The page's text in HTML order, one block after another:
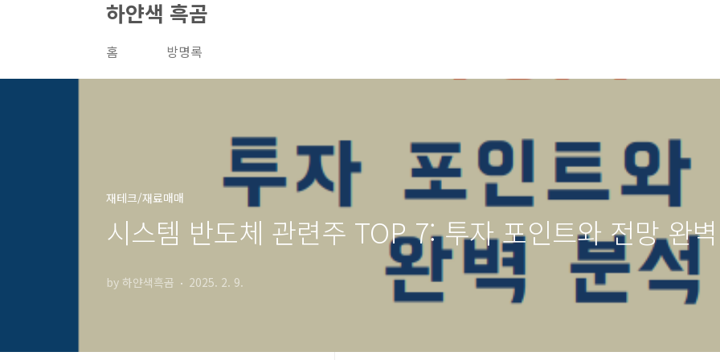
하얀색 흑곰
홈 방명록
재테크/재료매매
시스템 반도체 관련주 TOP 7: 투자 포인트와 전망 완
by 하얀색흑곰 2025. 2. 9.